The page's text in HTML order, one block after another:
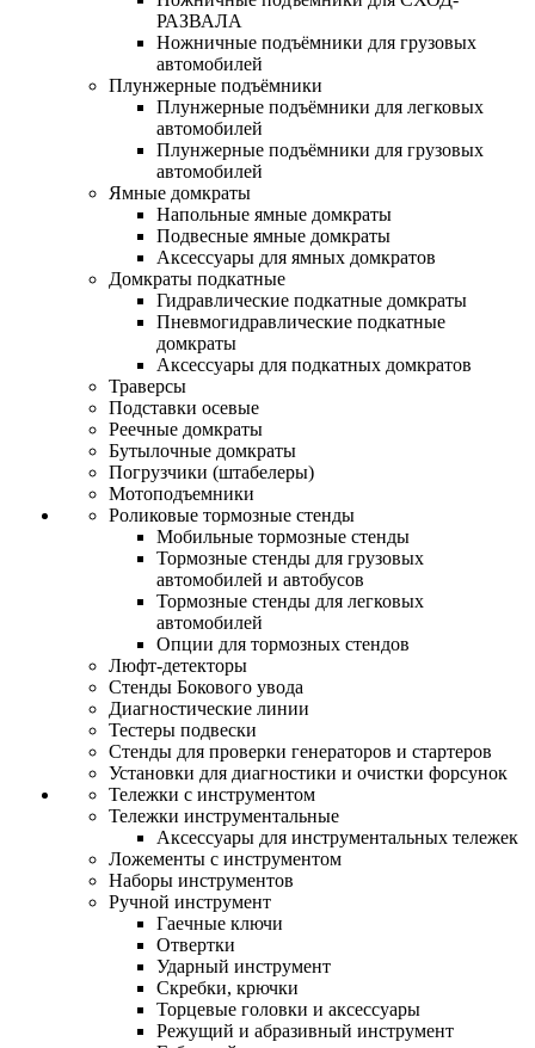
РАЗВАЛА
Ножничные подъёмники для грузовых
автомобилей
Плунжерные подъёмники
Плунжерные подъёмники для легковых
автомобилей
Плунжерные подъёмники для грузовых
автомобилей
Ямные домкраты
Напольные ямные домкраты
Подвесные ямные домкраты
Аксессуары для ямных домкратов
Домкраты подкатные
Гидравлические подкатные домкраты
Пневмогидравлические подкатные
домкраты
Аксессуары для подкатных домкратов
Траверсы
Подставки осевые
Реечные домкраты
Бутылочные домкраты
Погрузчики (штабелеры)
Мотоподъемники
Роликовые тормозные стенды
Мобильные тормозные стенды
Тормозные стенды для грузовых
автомобилей и автобусов
Тормозные стенды для легковых
автомобилей
Опции для тормозных стендов
Люфт-детекторы
Стенды Бокового увода
Диагностические линии
Тестеры подвески
Стенды для проверки генераторов и стартеров
Установки для диагностики и очистки форсунок
Тележки с инструментом
Тележки инструментальные
Аксессуары для инструментальных тележек
Ложементы с инструментом
Наборы инструментов
Ручной инструмент
Гаечные ключи
Отвертки
Ударный инструмент
Скребки, крючки
Торцевые головки и аксессуары
Режущий и абразивный инструмент